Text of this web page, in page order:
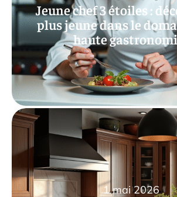
Jeune chef 3 étoiles :
plus jeune dans le
haute
1 mai 2026